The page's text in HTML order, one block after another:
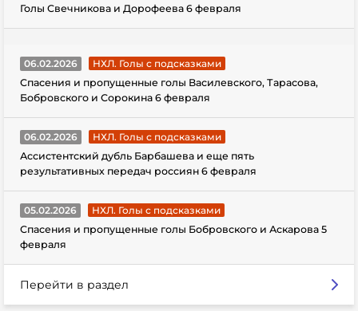
Голы Свечникова и Дорофеева 6 февраля
06.02.2026
НХЛ. Голы с подсказками
Спасения и пропущенные голы Василевского, Тарасова,
Бобровского и Сорокина 6 февраля
06.02.2026
НХЛ. Голы с подсказками
Ассистентский дубль Барбашева и еще пять
результативных передач россиян 6 февраля
05.02.2026
НХЛ. Голы с подсказками
Спасения и пропущенные голы Бобровского и Аскарова 5
февраля
Перейти в раздел